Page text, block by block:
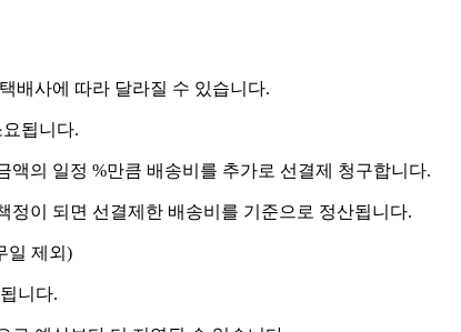
배사에 따라 달라질 수 있습니다.
됩니다.
의 일정 %만큼 배송비를 추가로 선결제 청구합니다.
이 되면 선결제한 배송비를 기준으로 정산됩니다.
일 제외)
니다.